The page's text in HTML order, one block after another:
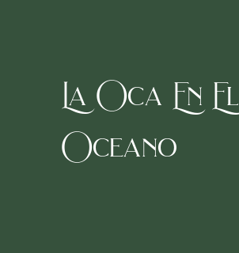
La Oca En El
Oceano